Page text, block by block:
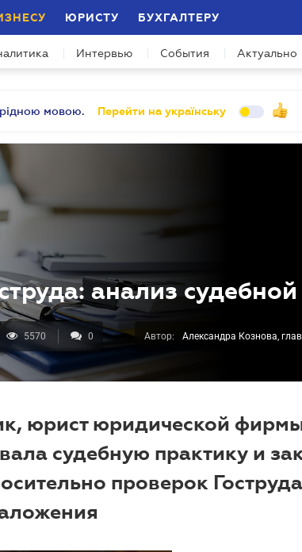
ЮРИСТУ БУХГАЛТЕРУ
Интервью События Актуально
рідною мовою. Перейти на українську
анализ
5570 0 Автор: Александра Кознова,
юрист юридической
судебную практику и
проверок